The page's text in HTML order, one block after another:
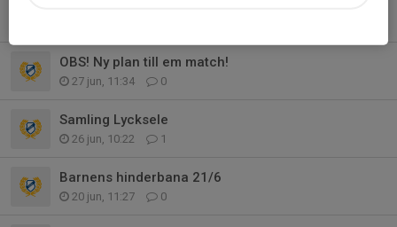
OBS! Ny plan till em match!
27 jun, 11:34 0
Samling Lycksele
26 jun, 10:22 1
Barnens hinderbana 21/6
20 jun, 11:27 0